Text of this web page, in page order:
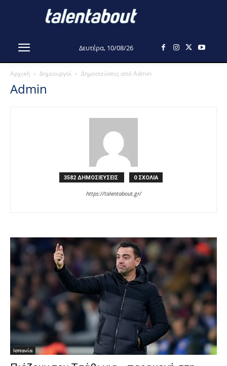
Δευτέρα, 10/08/26
Αρχική Δημιουργοί Δημοσιεύσεις από Admin
Admin
3582 ΔΗΜΟΣΙΕΥΣΕΙΣ 0 ΣΧΟΛΙΑ
https://talentabout.gr/
Ισπανία